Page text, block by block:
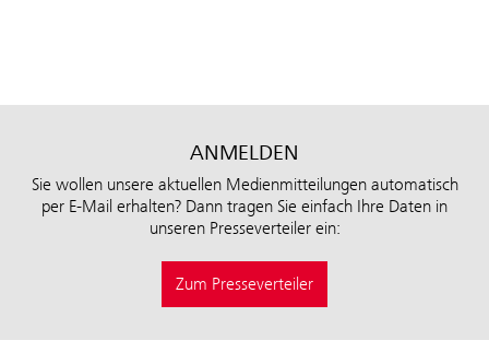
ANMELDEN
Sie wollen unsere aktuellen Medienmitteilungen automatisch
per E-Mail erhalten? Dann tragen Sie einfach Ihre Daten in
unseren Presseverteiler ein:
Zum Presseverteiler